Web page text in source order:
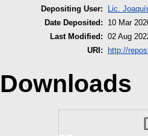
Depositing User:
Lic.
Date Deposited:
10 Mar
Last Modified: 02 Aug
URI:
http://
Downloads